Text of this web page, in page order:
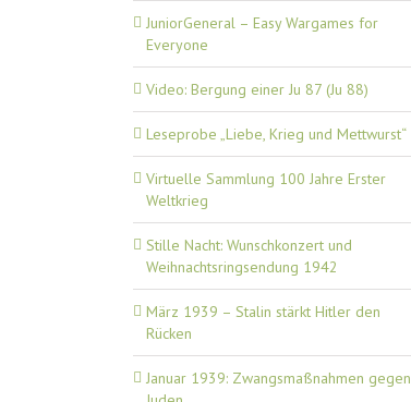
JuniorGeneral – Easy Wargames for
Everyone
Video: Bergung einer Ju 87 (Ju 88)
Leseprobe „Liebe, Krieg und Mettwurst“
Virtuelle Sammlung 100 Jahre Erster
Weltkrieg
Stille Nacht: Wunschkonzert und
Weihnachtsringsendung 1942
März 1939 – Stalin stärkt Hitler den
Rücken
Januar 1939: Zwangsmaßnahmen gegen